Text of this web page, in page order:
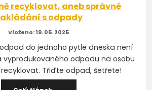
recyklovat, aneb správné
s odpady
19. 05. 2025
do jednoho pytle dneska není
vyprodukovaného odpadu na osobu
Třiďte odpad, šetřete!